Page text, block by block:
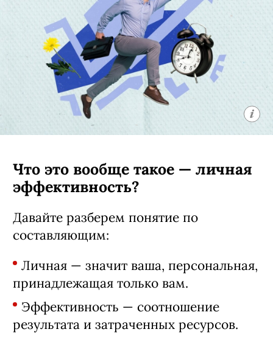
Что это вообще такое — личная
эффективность?
Давайте разберем понятие по
составляющим:
Личная — значит ваша, персональная,
принадлежащая только вам.
Эффективность — соотношение
результата и затраченных ресурсов.